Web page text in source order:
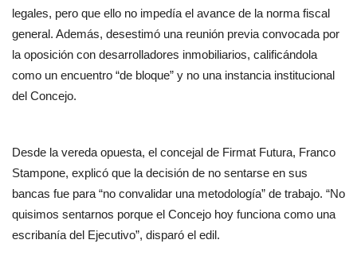
legales, pero que ello no impedía el avance de la norma fiscal
general. Además, desestimó una reunión previa convocada por
la oposición con desarrolladores inmobiliarios, calificándola
como un encuentro “de bloque” y no una instancia institucional
del Concejo.
Desde la vereda opuesta, el concejal de Firmat Futura, Franco
Stampone, explicó que la decisión de no sentarse en sus
bancas fue para “no convalidar una metodología” de trabajo. “No
quisimos sentarnos porque el Concejo hoy funciona como una
escribanía del Ejecutivo”, disparó el edil.